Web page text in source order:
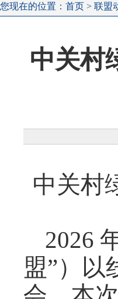
您现在的位置： 首页 > 联盟
中关村
中关村
2026
盟”）以